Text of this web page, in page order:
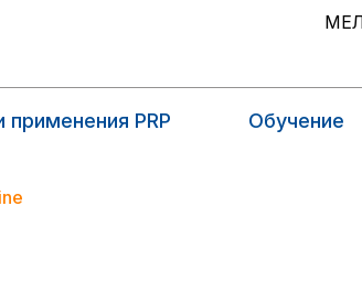
применения PRP Обучение